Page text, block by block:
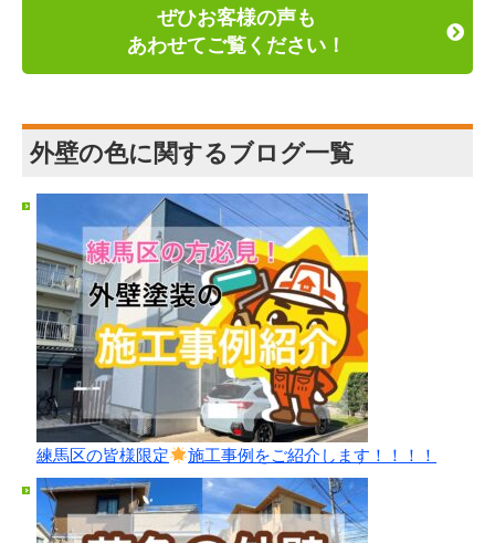
ぜひお客様の声も
あわせてご覧ください！
外壁の色に関するブログ一覧
練馬区の皆様限定 施工事例をご紹介します！！！！